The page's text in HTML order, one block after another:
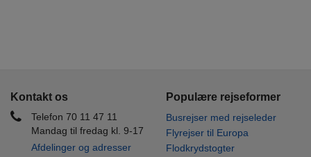
Kontakt os
Telefon 70 11 47 11
Mandag til fredag kl. 9-17
Afdelinger og adresser
Populære rejseformer
Busrejser med rejseleder
Flyrejser til Europa
Flodkrydstogter